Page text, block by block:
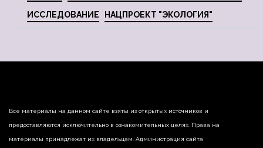
ИССЛЕДОВАНИЕ НАЦПРОЕКТ "ЭКОЛОГИЯ"
Все материалы на данном сайте взяты из открытых источников и
предоставляются исключительно в ознакомительных целях. Права на
материалы принадлежат их владельцам. Администрация сайта